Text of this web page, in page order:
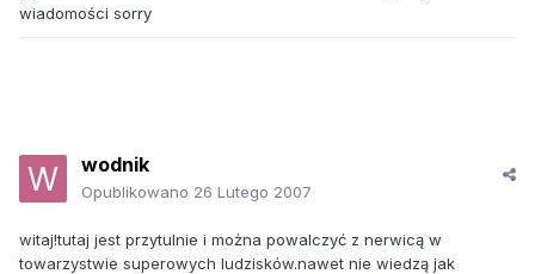
wiadomości sorry
wodnik
Opublikowano 26 Lutego 2007
witaj!tutaj jest przytulnie i można powalczyć z nerwicą w
towarzystwie superowych ludzisków.nawet nie wiedzą jak